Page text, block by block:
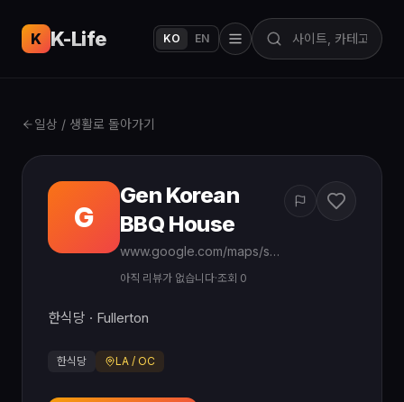
K K-Life KO EN
일상 / 생활로 돌아가기
G
Gen Korean
BBQ House
www.google.com/maps/search/?api=1&query=Gen%20Korean%20BBQ%20House%201300%20S%20Harbor%20Blvd%20Fullerton
아직 리뷰가 없습니다·조회 0
한식당 · Fullerton
한식당 LA / OC